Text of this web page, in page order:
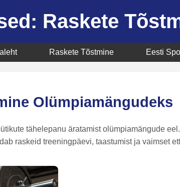
Raskete
Raskete Tõstmine Eesti
Olümpiamängudeks
tähelepanu äratamist olümpiamängude
raskeid treeningpäevi, taastumist ja vaimset